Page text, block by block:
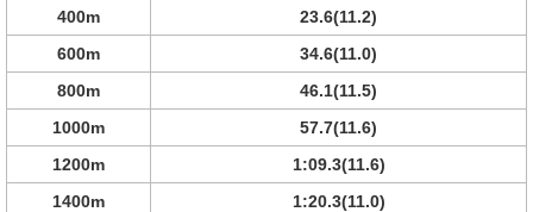
400m
23.6(11.2)
600m
34.6(11.0)
800m
46.1(11.5)
1000m
57.7(11.6)
1200m
1:09.3(11.6)
1400m
1:20.3(11.0)